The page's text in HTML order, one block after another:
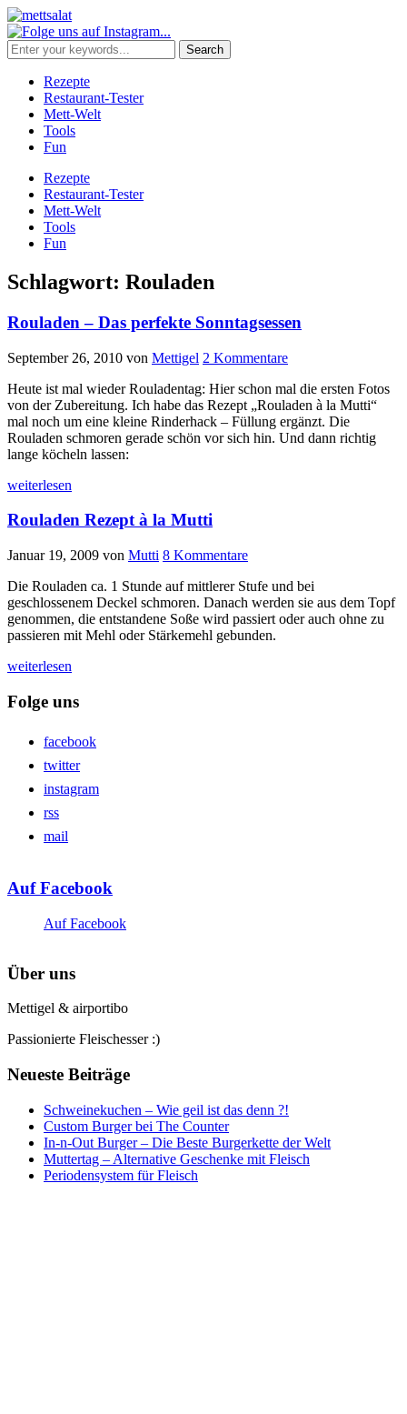
Rezepte
Restaurant-Tester
Mett-Welt
Tools
Fun
Rezepte
Restaurant-Tester
Mett-Welt
Tools
Fun
Schlagwort: Rouladen
Rouladen – Das perfekte Sonntagsessen
September 26, 2010 von Mettigel 2 Kommentare
Heute ist mal wieder Rouladentag: Hier schon mal die ersten Fotos
von der Zubereitung. Ich habe das Rezept „Rouladen à la Mutti“
mal noch um eine kleine Rinderhack – Füllung ergänzt. Die
Rouladen schmoren gerade schön vor sich hin. Und dann richtig
lange köcheln lassen:
weiterlesen
Rouladen Rezept à la Mutti
Januar 19, 2009 von Mutti 8 Kommentare
Die Rouladen ca. 1 Stunde auf mittlerer Stufe und bei
geschlossenem Deckel schmoren. Danach werden sie aus dem Topf
genommen, die entstandene Soße wird passiert oder auch ohne zu
passieren mit Mehl oder Stärkemehl gebunden.
weiterlesen
Folge uns
facebook
twitter
instagram
rss
mail
Auf Facebook
Auf Facebook
Über uns
Mettigel & airportibo
Passionierte Fleischesser :)
Neueste Beiträge
Schweinekuchen – Wie geil ist das denn ?!
Custom Burger bei The Counter
In-n-Out Burger – Die Beste Burgerkette der Welt
Muttertag – Alternative Geschenke mit Fleisch
Periodensystem für Fleisch